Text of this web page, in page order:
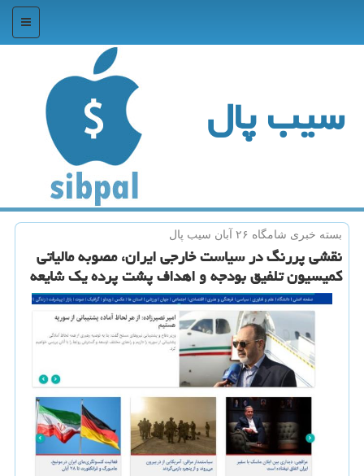
منو
سیب پال
بسته خبری شامگاه ۲۶ آبان سیب پال
نقشی پررنگ در سیاست خارجی ایران، مصوبه مالیاتی
کمیسیون تلفیق بودجه و اهداف پشت پرده یک شایعه